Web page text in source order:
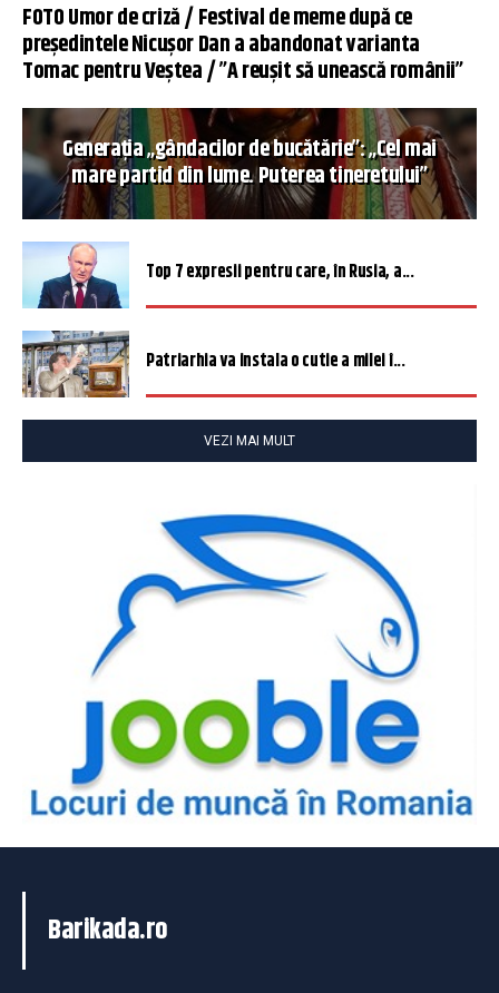
FOTO Umor de criză / Festival de meme după ce
președintele Nicușor Dan a abandonat varianta
Tomac pentru Veștea / ”A reușit să unească românii”
Generația „gândacilor de bucătărie”: „Cel mai
mare partid din lume. Puterea tineretului”
Top 7 expresii pentru care, în Rusia, a...
Patriarhia va instala o cutie a milei î...
VEZI MAI MULT
Barikada.ro